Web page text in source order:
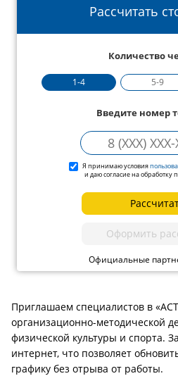
Рассчитать
Количество
1-4 5-9
Введите номер
Я принимаю условия
и даю согласие на
Оформить
Официальные
Приглашаем специалистов в
организационно-методической
физической культуры и спорта.
интернет, что позволяет
графику без отрыва от работы.